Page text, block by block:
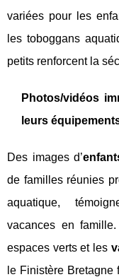
variées pour les
les toboggans
petits renforcent la
Photos/vidéos
leurs
Des images d’
de familles réunies
aquatique,
vacances en
espaces verts et les
le Finistère Bretagne